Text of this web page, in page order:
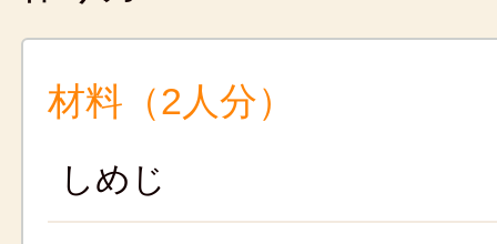
材料（2人分）
しめじ